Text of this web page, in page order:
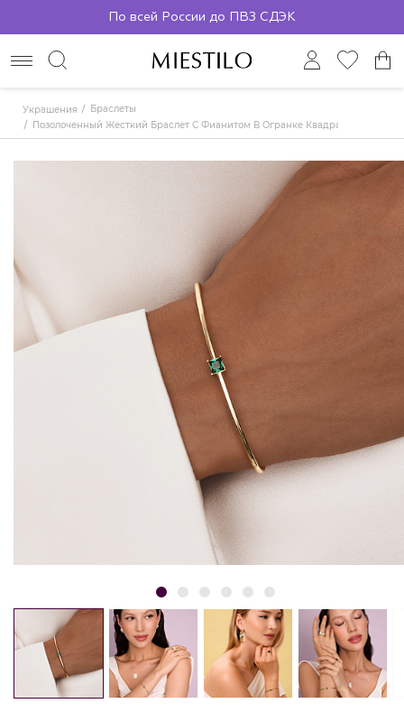
По всей России до ПВЗ СДЭК
Украшения
Браслеты
Позолоченный Жесткий Браслет С Фианитом В Огранке Квадрат